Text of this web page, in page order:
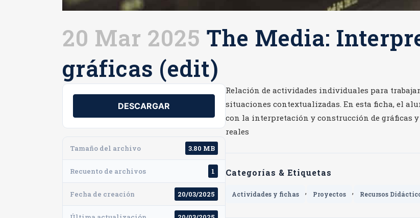
20 Mar 2025 The Media:
gráficas (edit)
DESCARGAR
Tamaño del archivo 3.80 MB
Recuento de archivos 1
Fecha de creación 20/03/2025
Relación de actividades individuales para
situaciones contextualizadas. En esta ficha, el
con la interpretación y construcción de gráficas
reales
Categorías & Etiquetas
Actividades y fichas , Proyectos , Recursos